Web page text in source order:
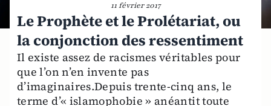
11 février 2017
Le Prophète et le Prolétariat, ou
la conjonction des ressentiment
Il existe assez de racismes véritables pour
que l’on n’en invente pas
d’imaginaires.Depuis trente-cinq ans, le
terme d’« islamophobie » anéantit toute